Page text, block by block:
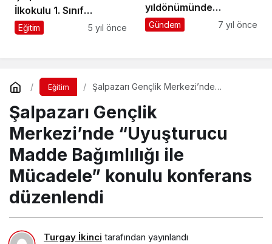
İlkokulu 1. Sınıf
öğrencilerine Eğtim
Eğitim 5 yıl önce
yıldönümünde
Şalpazarı’nda çeşitli
Gündem 7 yıl önce
Eğitim
Şalpazarı Gençlik Merkezi’nde
Mücadele” konulu konferans düzenlendi
Şalpazarı Gençlik
Merkezi’nde “Uyuşturucu
Madde Bağımlılığı ile
Mücadele” konulu konferans
düzenlendi
Turgay İkinci tarafından yayınlandı